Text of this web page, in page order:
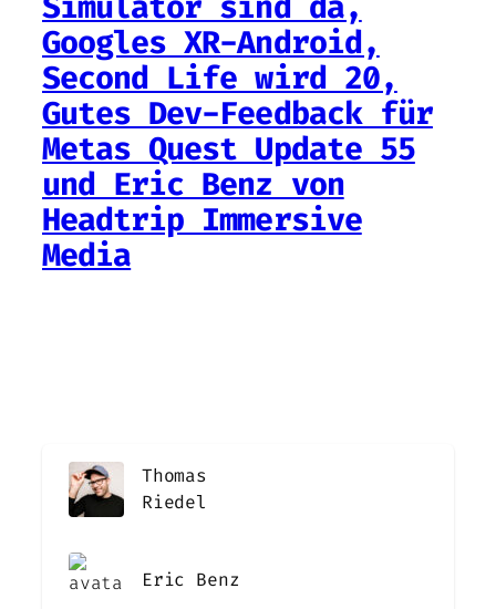
Googles XR-Android,
Second Life wird 20,
Gutes Dev-Feedback für
Metas Quest Update 55
und Eric Benz von
Headtrip Immersive
Media
Thomas
Riedel
Eric Benz